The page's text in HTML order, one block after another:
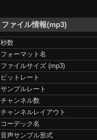
ファイル情報(mp3)
秒数
フォーマット名
ファイルサイズ (mp3)
ビットレート
サンプルレート
チャンネル数
チャンネルレイアウト
コーデック名
音声サンプル形式